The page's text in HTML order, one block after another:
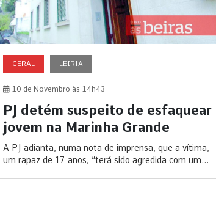
GERAL LEIRIA
10 de Novembro às 14h43
PJ detém suspeito de esfaquear
jovem na Marinha Grande
A PJ adianta, numa nota de imprensa, que a vítima,
um rapaz de 17 anos, “terá sido agredida com um...